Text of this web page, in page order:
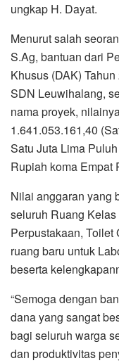
ungkap H. Dayat.
Menurut salah
S.Ag, bantuan dari
Khusus (DAK)
SDN Leuwihalang,
nama proyek,
1.641.053.161,40
Satu Juta Lima
Rupiah koma Empat
Nilai anggaran yang
seluruh Ruang
Perpustakaan, Toilet
ruang baru untuk
beserta
“Semoga dengan
dana yang sangat
bagi seluruh warga
dan produktivitas